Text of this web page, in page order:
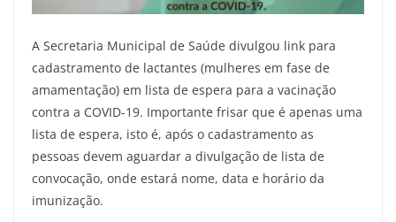
A Secretaria Municipal de Saúde divulgou link para
cadastramento de lactantes (mulheres em fase de
amamentação) em lista de espera para a vacinação
contra a COVID-19. Importante frisar que é apenas uma
lista de espera, isto é, após o cadastramento as
pessoas devem aguardar a divulgação de lista de
convocação, onde estará nome, data e horário da
imunização.